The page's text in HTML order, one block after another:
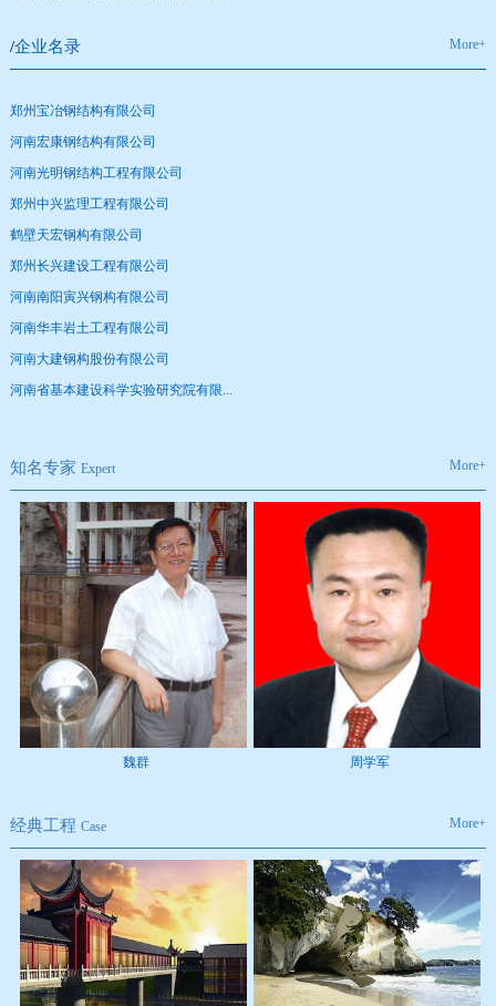
/企业名录 More+
郑州宝冶钢结构有限公司
河南宏康钢结构有限公司
河南光明钢结构工程有限公司
郑州中兴监理工程有限公司
鹤壁天宏钢构有限公司
郑州长兴建设工程有限公司
河南南阳寅兴钢构有限公司
河南华丰岩土工程有限公司
河南大建钢构股份有限公司
河南省基本建设科学实验研究院有限...
知名专家 Expert More+
魏群 周学军
经典工程 Case More+